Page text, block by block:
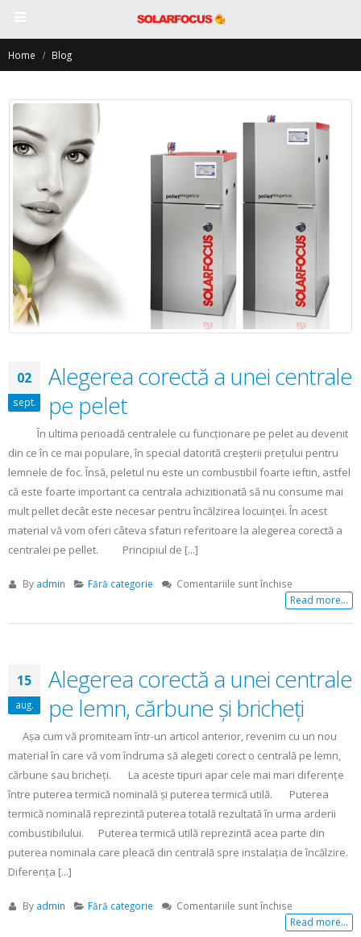
Home Blog
02
sept.
Alegerea corectă a unei centrale
pe pelet
În ultima perioadă centralele cu funcționare pe pelet au devenit
din ce în ce mai populare, în special datorită creșterii prețului pentru
lemnele de foc. Însă, peletul nu este un combustibil foarte ieftin, astfel
că este foarte important ca centrala achizitionată să nu consume mai
mult pellet decât este necesar pentru încălzirea locuinței. În acest
material vă vom oferi câteva sfaturi referitoare la alegerea corectă a
centralei pe pellet. Principiul de [...]
By admin Fără categorie Comentariile sunt închise
Alegerea
pe
Read more...
15
aug.
Alegerea corectă a unei centrale
pe lemn, cărbune și bricheți
Așa cum vă promiteam într-un articol anterior, revenim cu un nou
material în care vă vom îndruma să alegeti corect o centrală pe lemn,
cărbune sau bricheți. La aceste tipuri apar cele mai mari diferențe
între puterea termică nominală și puterea termică utilă. Puterea
termică nominală reprezintă puterea totală rezultată în urma arderii
combustibilului. Puterea termică utilă reprezintă acea parte din
puterea nominala care pleacă din centrală spre instalația de încălzire.
Diferența [...]
By admin Fără categorie Comentariile sunt închise
Alegerea
Read more...